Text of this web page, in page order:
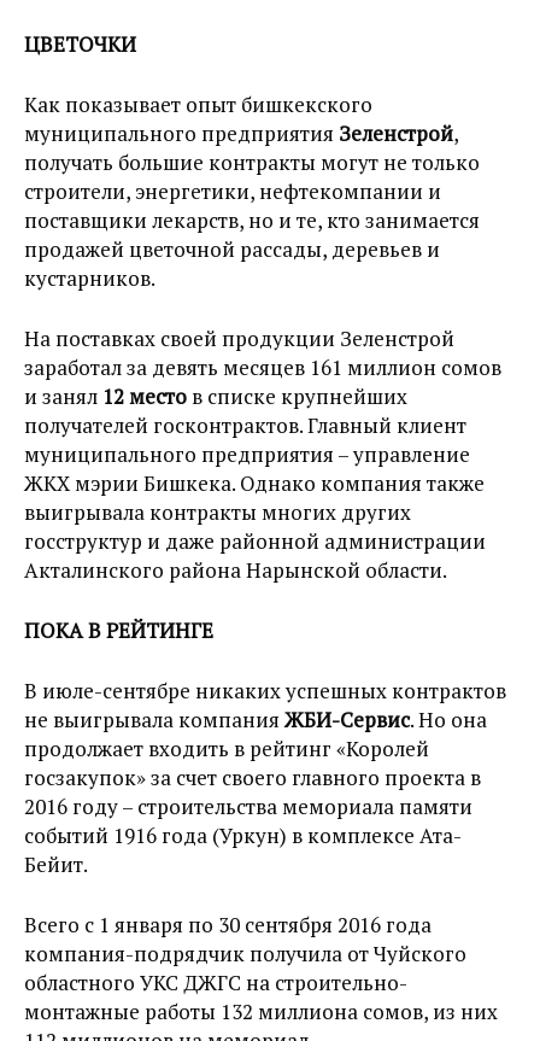
ЦВЕТОЧКИ
Как показывает опыт бишкекского
муниципального предприятия Зеленстрой,
получать большие контракты могут не только
строители, энергетики, нефтекомпании и
поставщики лекарств, но и те, кто занимается
продажей цветочной рассады, деревьев и
кустарников.
На поставках своей продукции Зеленстрой
заработал за девять месяцев 161 миллион сомов
и занял 12 место в списке крупнейших
получателей госконтрактов. Главный клиент
муниципального предприятия – управление
ЖКХ мэрии Бишкека. Однако компания также
выигрывала контракты многих других
госструктур и даже районной администрации
Акталинского района Нарынской области.
ПОКА В РЕЙТИНГЕ
В июле-сентябре никаких успешных контрактов
не выигрывала компанияЖБИ-Сервис. Но она
продолжает входить в рейтинг «Королей
госзакупок» за счет своего главного проекта в
2016 году – строительства мемориала памяти
событий 1916 года (Уркун) в комплексе Ата-
Бейит.
Всего с 1 января по 30 сентября 2016 года
компания-подрядчик получила от Чуйского
областного УКС ДЖГС на строительно-
монтажные работы 132 миллиона сомов, из них